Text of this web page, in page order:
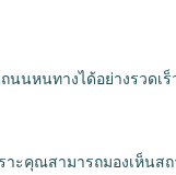
นหนทางได้อย่างรวด
าะคุณสามารถมองเห็น